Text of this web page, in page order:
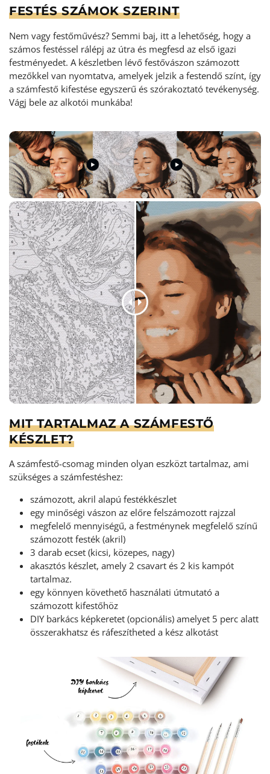
FESTÉS SZÁMOK SZERINT
Nem vagy festőművész? Semmi baj, itt a lehetőség, hogy a
számos festéssel rálépj az útra és megfesd az első igazi
festményedet. A készletben lévő festővászon számozott
mezőkkel van nyomtatva, amelyek jelzik a festendő színt, így
a számfestő kifestése egyszerű és szórakoztató tevékenység.
Vágj bele az alkotói munkába!
MIT TARTALMAZ A SZÁMFESTŐ
KÉSZLET?
A számfestő-csomag minden olyan eszközt tartalmaz, ami
szükséges a számfestéshez:
számozott, akril alapú festékkészlet
egy minőségi vászon az előre felszámozott rajzzal
megfelelő mennyiségű, a festménynek megfelelő színű
számozott festék (akril)
3 darab ecset (kicsi, közepes, nagy)
akasztós készlet, amely 2 csavart és 2 kis kampót
tartalmaz.
egy könnyen követhető használati útmutató a
számozott kifestőhöz
DIY barkács képkeretet (opcionális) amelyet 5 perc alatt
összerakhatsz és ráfeszítheted a kész alkotást